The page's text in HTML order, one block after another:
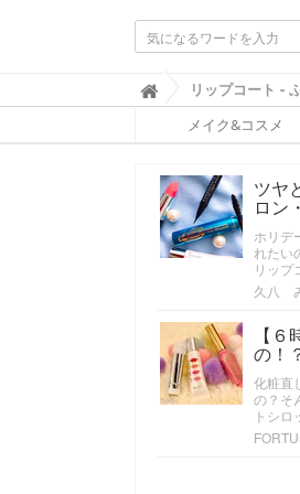
ふ
ぉ
ち
ん
(
F
O
N
)
リップコート -
メイク&コスメ
ツヤ
ロン
ホリデ
れたい
リッ
久八
【
の！
化粧直
の？そ
トシ